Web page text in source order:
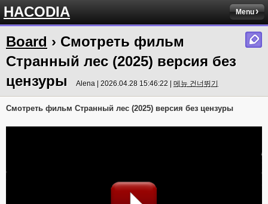
HACODIA Menu
Board › Смотреть фильм
Странный лес (2025) версия без
цензуры
Alena | 2026.04.28 15:46:22 | 메뉴 건너뛰기
Смотреть фильм Странный лес (2025) версия без цензуры